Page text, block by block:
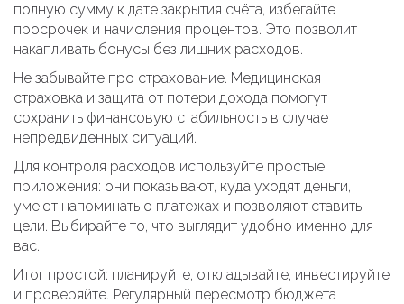
полную сумму к дате закрытия счёта, избегайте
просрочек и начисления процентов. Это позволит
накапливать бонусы без лишних расходов.
Не забывайте про страхование. Медицинская
страховка и защита от потери дохода помогут
сохранить финансовую стабильность в случае
непредвиденных ситуаций.
Для контроля расходов используйте простые
приложения: они показывают, куда уходят деньги,
умеют напоминать о платежах и позволяют ставить
цели. Выбирайте то, что выглядит удобно именно для
вас.
Итог простой: планируйте, откладывайте, инвестируйте
и проверяйте. Регулярный пересмотр бюджета